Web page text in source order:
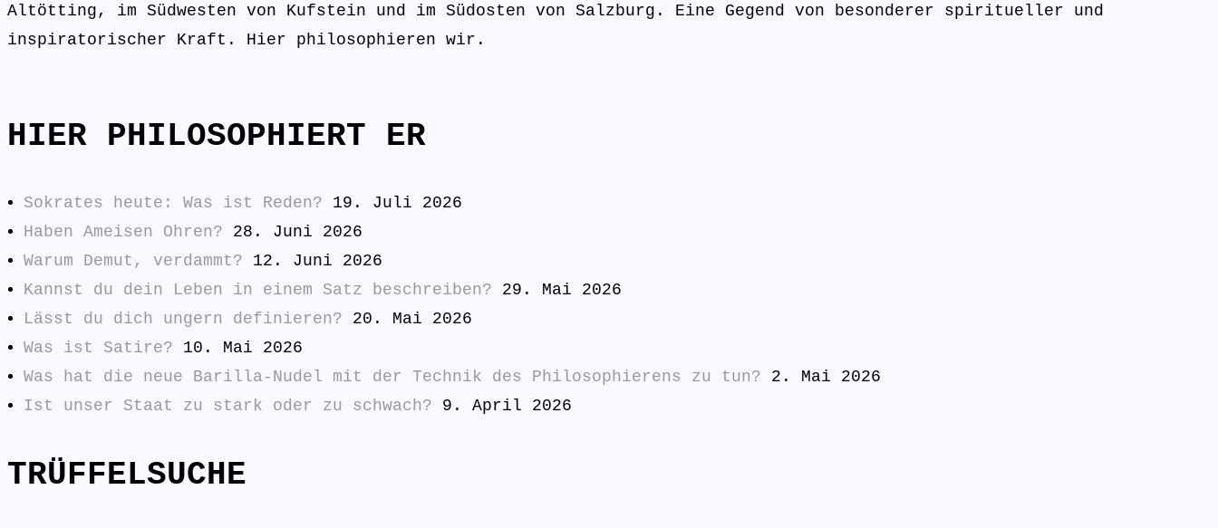
Altötting, im Südwesten von Kufstein und im Südosten von Salzburg. Eine Gegend von besonderer spiritueller und
inspiratorischer Kraft. Hier philosophieren wir.
HIER PHILOSOPHIERT ER
Sokrates heute: Was ist Reden?
19. Juli 2026
Haben Ameisen Ohren?
28. Juni 2026
Warum Demut, verdammt?
12. Juni 2026
Kannst du dein Leben in einem Satz beschreiben?
29. Mai 2026
Lässt du dich ungern definieren?
20. Mai 2026
Was ist Satire?
10. Mai 2026
Was hat die neue Barilla-Nudel mit der Technik des Philosophierens zu tun?
2. Mai 2026
Ist unser Staat zu stark oder zu schwach?
9. April 2026
TRÜFFELSUCHE